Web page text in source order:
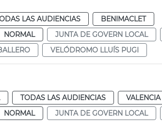
LAS AUDIENCIAS
BENIMACLET
NORMAL JUNTA DE GOVERN LOCAL
VELÓDROMO LLUÍS PUGI
TODAS LAS AUDIENCIAS
VALENCIA
NORMAL JUNTA DE GOVERN LOCAL